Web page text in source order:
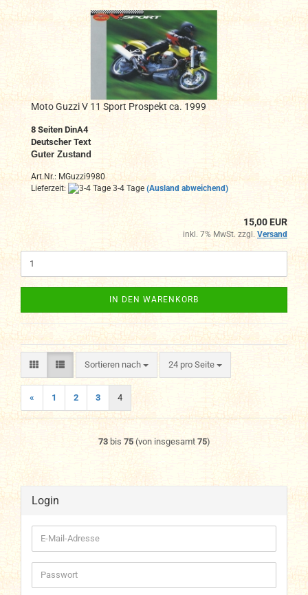
Moto Guzzi V 11 Sport Prospekt ca. 1999
8 Seiten DinA4
Deutscher Text
Guter Zustand
Art.Nr.: MGuzzi9980
Lieferzeit:
3-4 Tage (Ausland abweichend)
15,00 EUR
inkl. 7% MwSt. zzgl.Versand
IN DEN WARENKORB
Sortieren nach
Sortieren nach 24 pro Seite
pro Seite
« 1 2 3 4
73bis 75(von insgesamt 75)
Login
E-
Mail-
Adresse
Passwort